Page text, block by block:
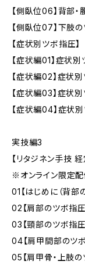
【側臥位06】背部
【側臥位07】下肢
【症状別ツボ指圧】
【症状編01】症状
【症状編02】症状
【症状編03】症状
【症状編04】症状
実技編3
【リタジネン手技 経
※オンライン限定配
01【はじめに（背
02【肩部のツボ指
03【頸部のツボ指
04【肩甲間部のツ
05【肩甲骨・上肢